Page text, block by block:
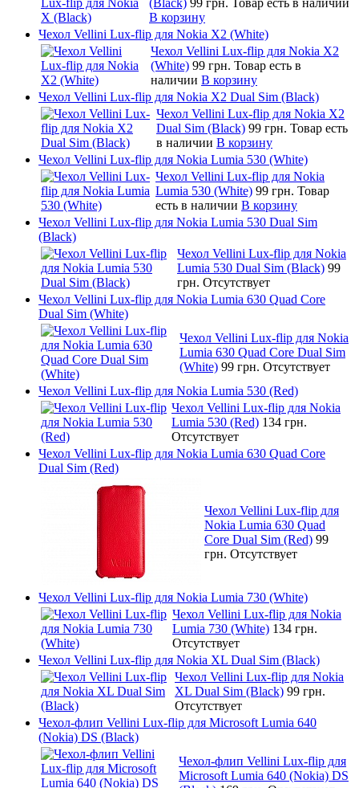
В корзину
Чехол Vellini Lux-flip для Nokia X2 (White)
Чехол Vellini Lux-flip для Nokia X2
(White) 99 грн. Товар есть в
наличии В корзину
Чехол Vellini Lux-flip для Nokia X2 Dual Sim (Black)
Чехол Vellini Lux-flip для Nokia X2
Dual Sim (Black) 99 грн. Товар есть
в наличии В корзину
Чехол Vellini Lux-flip для Nokia Lumia 530 (White)
Чехол Vellini Lux-flip для Nokia
Lumia 530 (White) 99 грн. Товар
есть в наличии В корзину
Чехол Vellini Lux-flip для Nokia Lumia 530 Dual Sim
(Black)
Чехол Vellini Lux-flip для Nokia
Lumia 530 Dual Sim (Black) 99
грн. Отсутствует
Чехол Vellini Lux-flip для Nokia Lumia 630 Quad Core
Dual Sim (White)
Чехол Vellini Lux-flip для Nokia
Lumia 630 Quad Core Dual Sim
(White) 99 грн. Отсутствует
Чехол Vellini Lux-flip для Nokia Lumia 530 (Red)
Чехол Vellini Lux-flip для Nokia
Lumia 530 (Red) 134 грн.
Отсутствует
Чехол Vellini Lux-flip для Nokia Lumia 630 Quad Core
Dual Sim (Red)
Чехол Vellini Lux-flip для
Nokia Lumia 630 Quad
Core Dual Sim (Red) 99
грн. Отсутствует
Чехол Vellini Lux-flip для Nokia Lumia 730 (White)
Чехол Vellini Lux-flip для Nokia
Lumia 730 (White) 134 грн.
Отсутствует
Чехол Vellini Lux-flip для Nokia XL Dual Sim (Black)
Чехол Vellini Lux-flip для Nokia
XL Dual Sim (Black) 99 грн.
Отсутствует
Чехол-флип Vellini Lux-flip для Microsoft Lumia 640
(Nokia) DS (Black)
Чехол-флип Vellini Lux-flip для
Microsoft Lumia 640 (Nokia) DS